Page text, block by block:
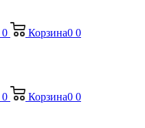
0 Корзина0 0
0 Корзина0 0